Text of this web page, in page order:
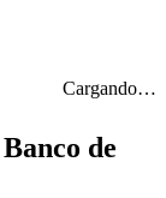
Cargando…
de